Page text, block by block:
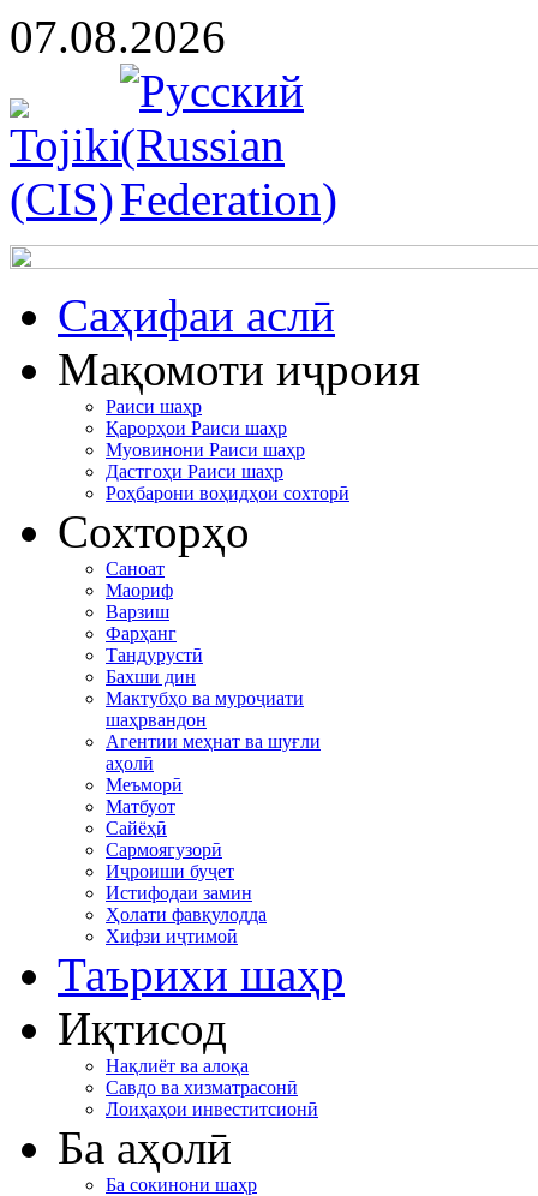
07.08.2026
Cаҳифаи аслӣ
Мақомоти иҷроия
Раиси шаҳр
Қарорҳои Раиси шаҳр
Муовинони Раиси шаҳр
Дастгоҳи Раиси шаҳр
Роҳбарони воҳидҳои сохторӣ
Сохторҳо
Саноат
Маориф
Варзиш
Фарҳанг
Тандурустӣ
Бахши дин
Мактубҳо ва муроҷиати
шаҳрвандон
Агентии меҳнат ва шуғли
аҳолӣ
Меъморӣ
Матбуот
Сайёҳӣ
Сармоягузорӣ
Иҷроиши буҷет
Истифодаи замин
Ҳолати фавқулодда
Хифзи иҷтимоӣ
Таърихи шаҳр
Иқтисод
Нақлиёт ва алоқа
Савдо ва хизматрасонӣ
Лоиҳаҳои инвеститсионӣ
Ба аҳолӣ
Ба сокинони шаҳр